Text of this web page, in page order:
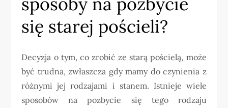
się starej pościeli?
Decyzja o tym, co zrobić ze starą pościelą, może
być trudna, zwłaszcza gdy mamy do czynienia z
różnymi jej rodzajami i stanem. Istnieje wiele
sposobów na pozbycie się tego rodzaju